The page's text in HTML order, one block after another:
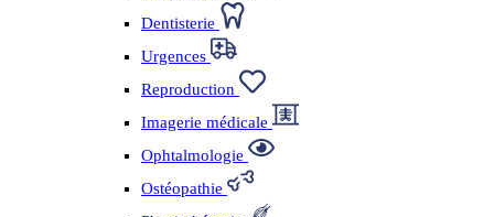
Dentisterie
Urgences
Reproduction
Imagerie médicale
Ophtalmologie
Ostéopathie